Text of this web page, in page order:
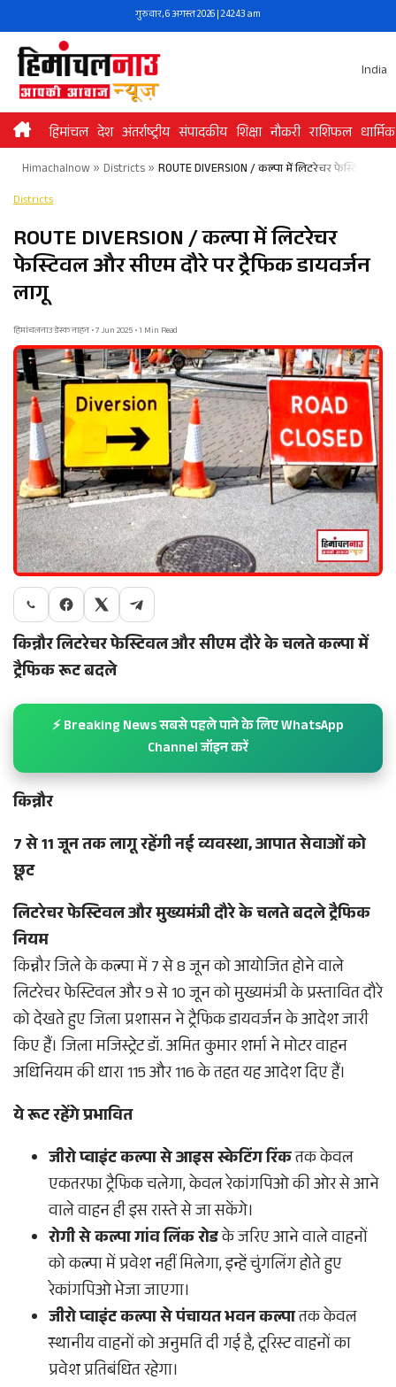
to
content
गुरुवार, 6 अगस्त 2026 | 2:42:43 am
India
हिमांचल देश अंतर्राष्ट्रीय संपादकीय शिक्षा नौकरी राशिफल धार्मिक
Himachalnow» Districts» ROUTE DIVERSION / कल्पा में लिटरेचर फेस्टिवल और
Districts
ROUTE DIVERSION / कल्पा में लिटरेचर
फेस्टिवल और सीएम दौरे पर ट्रैफिक डायवर्जन
लागू
हिमांचलनाउ डेस्क नाहन • 7 Jun 2025 • 1 Min Read
किन्नौर लिटरेचर फेस्टिवल और सीएम दौरे के चलते कल्पा में
ट्रैफिक रूट बदले
⚡ Breaking News सबसे पहले पाने के लिए WhatsApp
Channel जॉइन करें
किन्नौर
7 से 11 जून तक लागू रहेंगी नई व्यवस्था, आपात सेवाओं को
छूट
लिटरेचर फेस्टिवल और मुख्यमंत्री दौरे के चलते बदले ट्रैफिक
नियम
किन्नौर जिले के कल्पा में 7 से 8 जून को आयोजित होने वाले
लिटरेचर फेस्टिवल और 9 से 10 जून को मुख्यमंत्री के प्रस्तावित दौरे
को देखते हुए जिला प्रशासन ने ट्रैफिक डायवर्जन के आदेश जारी
किए हैं। जिला मजिस्ट्रेट डॉ. अमित कुमार शर्मा ने मोटर वाहन
अधिनियम की धारा 115 और 116 के तहत यह आदेश दिए हैं।
ये रूट रहेंगे प्रभावित
जीरो प्वाइंट कल्पा से आइस स्केटिंग रिंकतक केवल
एकतरफा ट्रैफिक चलेगा, केवल रेकांगपिओ की ओर से आने
वाले वाहन ही इस रास्ते से जा सकेंगे।
रोगी से कल्पा गांव लिंक रोडके जरिए आने वाले वाहनों
को कल्पा में प्रवेश नहीं मिलेगा, इन्हें चुंगलिंग होते हुए
रेकांगपिओ भेजा जाएगा।
जीरो प्वाइंट कल्पा से पंचायत भवन कल्पातक केवल
स्थानीय वाहनों को अनुमति दी गई है, टूरिस्ट वाहनों का
प्रवेश प्रतिबंधित रहेगा।